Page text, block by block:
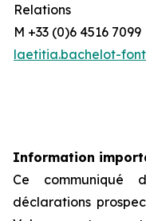
Relations
M +33 (0)6 4516 7099
laetitia.bachelot-
Information
Ce communiqué
déclarations